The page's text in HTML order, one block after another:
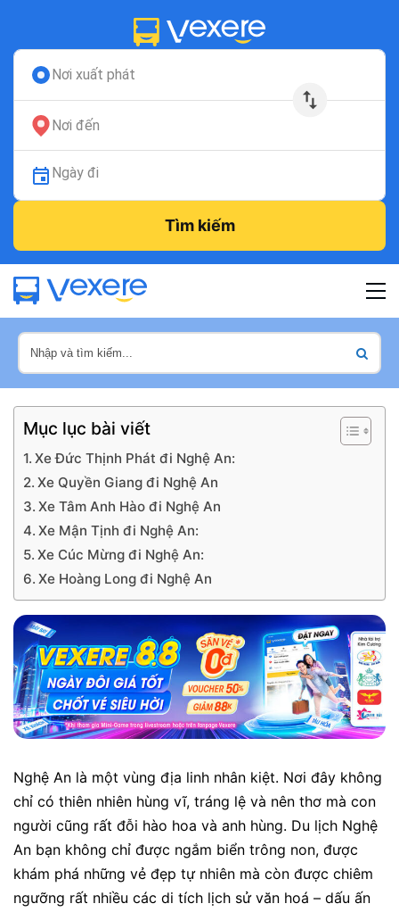
Nơi xuất phát
Nơi đến
Ngày đi
Tìm kiếm
Mục lục bài viết
Xe Đức Thịnh Phát đi Nghệ An:
Xe Quyền Giang đi Nghệ An
Xe Tâm Anh Hào đi Nghệ An
Xe Mận Tịnh đi Nghệ An:
Xe Cúc Mừng đi Nghệ An:
Xe Hoàng Long đi Nghệ An
Nghệ An là một vùng địa linh nhân kiệt. Nơi đây không
chỉ có thiên nhiên hùng vĩ, tráng lệ và nên thơ mà con
người cũng rất đỗi hào hoa và anh hùng. Du lịch Nghệ
An bạn không chỉ được ngắm biển trông non, được
khám phá những vẻ đẹp tự nhiên mà còn được chiêm
ngưỡng rất nhiều các di tích lịch sử văn hoá – dấu ấn